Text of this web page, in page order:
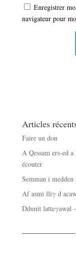
Enregistrer
navigateur pour
Articles
Faire un don
A Qessam ers-ed
écouter
Semman i
Af asmi lliγ d
Ddunit latteγawal
——————